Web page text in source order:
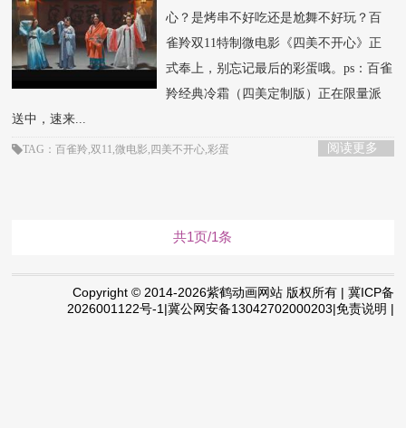
心？是烤串不好吃还是尬舞不好玩？百
雀羚双11特制微电影《四美不开心》正
式奉上，别忘记最后的彩蛋哦。ps：百雀
羚经典冷霜（四美定制版）正在限量派
送中，速来...
阅读更多
TAG：百雀羚,双11,微电影,四美不开心,彩蛋
共1页/1条
Copyright © 2014-2026紫鹤动画网站 版权所有 | 冀ICP备
2026001122号-1|冀公网安备13042702000203|免责说明 |